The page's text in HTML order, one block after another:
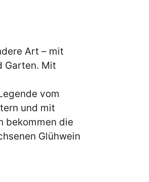
Art – mit
Garten. Mit
vom
und mit
bekommen die
Glühwein